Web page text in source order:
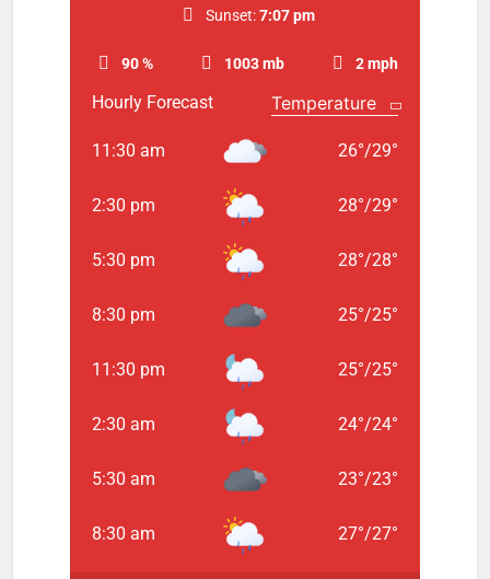
90 % 1003 mb 2 mph
Sunset: 7:07 pm
Hourly Forecast
11:30 am 26°/29°
2:30 pm 28°/29°
5:30 pm 28°/28°
8:30 pm 25°/25°
11:30 pm 25°/25°
2:30 am 24°/24°
5:30 am 23°/23°
8:30 am 27°/27°